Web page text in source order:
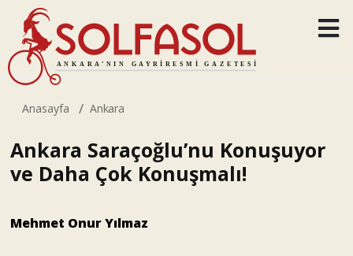
Anasayfa Ankara
Ankara Saraçoğlu’nu Konuşuyor
ve Daha Çok Konuşmalı!
Mehmet Onur Yılmaz